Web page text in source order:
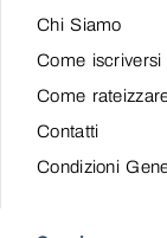
Chi Siamo
Come iscriversi
Come
Contatti
Condizioni